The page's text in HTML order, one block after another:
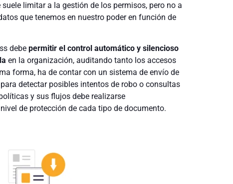
limitar a la gestión de los permisos, pero no a
que tenemos en nuestro poder en función de
debepermitir el control automático y silencioso
en la organización, auditando tanto los accesos
forma, ha de contar con un sistema de envío de
detectar posibles intentos de robo o consultas
y sus flujos debe realizarse
de protección de cada tipo de documento.